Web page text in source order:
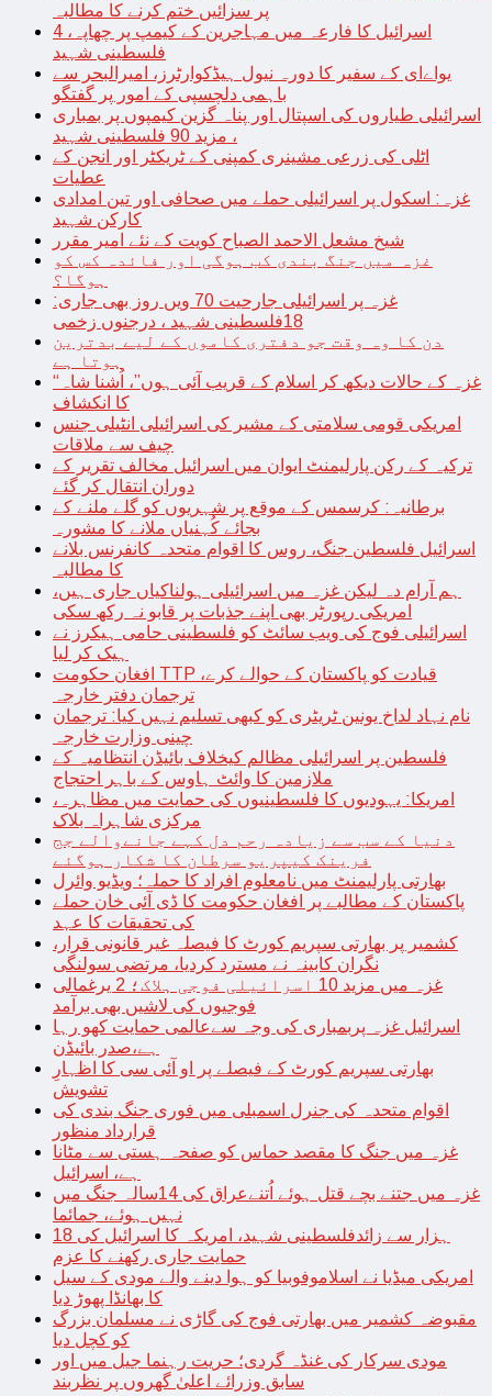
پر سزائیں ختم کرنے کا مطالبہ
اسرائیل کا فارعہ میں مہاجرین کے کیمپ پر چھاپہ، 4
فلسطینی شہید
یواےای کے سفیر کا دورہ نیول ہیڈکوارٹرز، امیرالبحر سے
باہمی دلچسپی کے امور پر گفتگو
اسرائیلی طیاروں کی اسپتال اور پناہ گزین کیمپوں پر بمباری
، مزید 90 فلسطینی شہید
اٹلی کی زرعی مشینری کمپنی کے ٹریکٹر اور انجن کے
عطیات
غزہ: اسکول پر اسرائیلی حملے میں صحافی اور تین امدادی
کارکن شہید
شیخ مشعل الاحمد الصباح کویت کے نئے امیر مقرر
غزہ میں جنگ بندی کب ہوگی اور فائدہ کس کو
ہوگا؟
غزہ پر اسرائیلی جارحیت 70 ویں روز بھی جاری:
18فلسطینی شہید ، درجنوں زخمی
دن کا وہ وقت جو دفتری کاموں کے لیے بدترین
ہوتا ہے
“غزہ کے حالات دیکھ کر اسلام کے قریب آئی ہوں”، اُشنا شاہ
کا انکشاف
امریکی قومی سلامتی کے مشیر کی اسرائیلی انٹیلی جنس
چیف سے ملاقات
ترکیہ کے رکن پارلیمنٹ ایوان میں اسرائیل مخالف تقریر کے
دوران انتقال کر گئے
برطانیہ: کرسمس کے موقع پر شہریوں کو گلے ملنے کے
بجائے کُہنیاں ملانے کا مشورہ
اسرائیل فلسطین جنگ، روس کا اقوام متحدہ کانفرنس بلانے
کا مطالبہ
ہم آرام دہ لیکن غزہ میں اسرائیلی ہولناکیاں جاری ہیں،
امریکی رپورٹر بھی اپنے جذبات پر قابو نہ رکھ سکی
اسرائیلی فوج کی ویب سائٹ کو فلسطینی حامی ہیکرز نے
ہیک کر لیا
افغان حکومت TTP قیادت کو پاکستان کے حوالے کرے،
ترجمان دفتر خارجہ
نام نہاد لداخ یونین ٹریٹری کو کبھی تسلیم نہیں کیا: ترجمان
چینی وزارت خارجہ
فلسطین پر اسرائیلی مظالم کیخلاف بائیڈن انتظامیہ کے
ملازمین کا وائٹ ہاوس کے باہر احتجاج
امریکا: یہودیوں کا فلسطینیوں کی حمایت میں مظاہرہ،
مرکزی شاہراہ بلاک
دنیا کے سب سے زیادہ رحم دل کہے جانےوالے جج
فرینک کیپریو سرطان کا شکار ہوگئے
بھارتی پارلیمنٹ میں نامعلوم افراد کا حملہ؛ ویڈیو وائرل
پاکستان کے مطالبے پر افغان حکومت کا ڈی آئی خان حملے
کی تحقیقات کا عہد
کشمیر پر بھارتی سپریم کورٹ کا فیصلہ غیر قانونی قرار،
نگران کابینہ نے مسترد کردیا، مرتضی سولنگی
غزہ میں مزید 10 اسرائیلی فوجی ہلاک؛ 2 یرغمالی
فوجیوں کی لاشیں بھی برآمد
اسرائیل غزہ پربمباری کی وجہ سےعالمی حمایت کھو رہا
ہے،صدر بائیڈن
بھارتی سپریم کورٹ کے فیصلے پر او آئی سی کا اظہارِ
تشویش
اقوام متحدہ کی جنرل اسمبلی میں فوری جنگ بندی کی
قرارداد منظور
غزہ میں جنگ کا مقصد حماس کو صفحہ ہستی سے مٹانا
ہے، اسرائیل
غزہ میں جتنے بچے قتل ہوئے اُتنےعراق کی 14سالہ جنگ میں
نہیں ہوئے، جمائما
18 ہزار سے زائدفلسطینی شہید، امریکہ کا اسرائیل کی
حمایت جاری رکھنے کا عزم
امریکی میڈیا نے اسلاموفوبیا کو ہوا دینے والے مودی کے سیل
کا بھانڈا پھوڑ دیا
مقبوضہ کشمیر میں بھارتی فوج کی گاڑی نے مسلمان بزرگ
کو کچل دیا
مودی سرکار کی غنڈہ گردی؛ حریت رہنما جیل میں اور
سابق وزرائے اعلیٰ گھروں پر نظربند